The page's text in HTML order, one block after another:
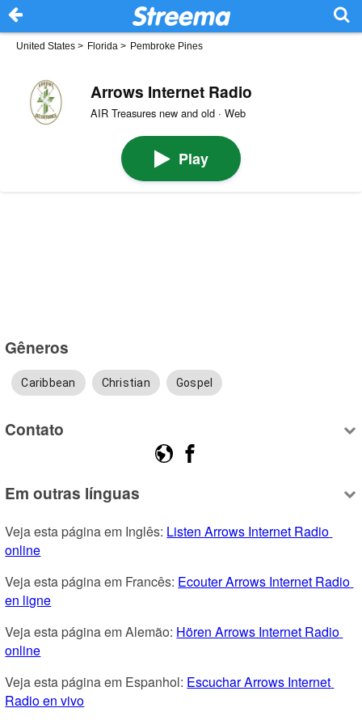
United States > Florida > Pembroke Pines
Arrows Internet Radio
AIR Treasures new and old · Web
Play
Gêneros
Caribbean Christian Gospel
Contato
Em outras línguas
Veja esta página em Inglês: Listen Arrows Internet Radio
online
Veja esta página em Francês: Ecouter Arrows Internet Radio
en ligne
Veja esta página em Alemão: Hören Arrows Internet Radio
online
Veja esta página em Espanhol: Escuchar Arrows Internet
Radio en vivo